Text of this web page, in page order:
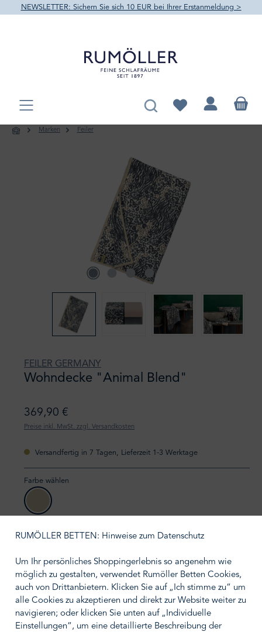
springen
NEWSLETTER: Sichern Sie sich 10 EUR bei Ihrer Erstanmeldung >
Du hast 0 Produkte
Marken Feiler
FEILER GERMANY
Wohndecke "Animal Blend"
369,90 €
Preise inkl. MwSt. zzgl. Versandkosten
Versandfertig in 7 Tagen, Lieferzeit 1-3 Werktage
Farbe wählen
147 kiesel
Größe wählenauswählen
IN DEN WARENKORB
RUMÖLLER BETTEN: Hinweise zum Datenschutz
Um Ihr persönliches Shoppingerlebnis so angenehm wie
möglich zu gestalten, verwendet Rumöller Betten Cookies,
auch von Drittanbietern. Klicken Sie auf „Ich stimme zu“ um
alle Cookies zu akzeptieren und direkt zur Website weiter zu
navigieren; oder klicken Sie unten auf „Individuelle
Einstellungen“, um eine detaillierte Beschreibung der